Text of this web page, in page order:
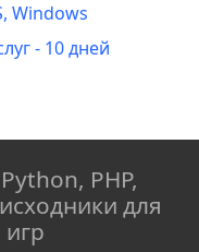
Windows
- 10 дней
PHP,
для